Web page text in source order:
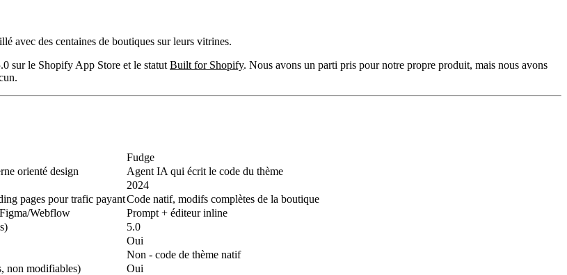
avec des centaines de boutiques sur leurs vitrines.
sur le Shopify App Store et le statut Built for Shopify. Nous avons un parti pris pour notre propre produit, mais nous avons
Fudge
orienté design
Agent IA qui écrit le code du thème
2024
pages pour trafic payantCode natif, modifs complètes de la boutique
Webflow
Prompt + éditeur inline
5.0
Oui
Non - code de thème natif
non modifiables)
Oui